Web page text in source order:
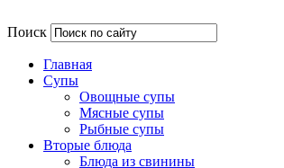
Поиск
Главная
Супы
Овощные супы
Мясные супы
Рыбные супы
Вторые блюда
Блюда из свинины